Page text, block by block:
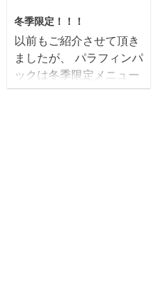
冬季限定！！！
以前もご紹介させて頂き
ましたが、 パラフィンパ
ックは冬季限定メニュー
です(*´▽｀*) パラフ